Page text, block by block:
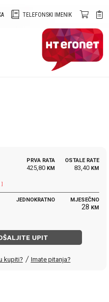
TELEFONSKI IMENIK
]
PRVA RATA
425,80 KM
OSTALE RATE
83,40 KM
JEDNOKRATNO MJESEČNO
28 KM
UPIT
kupiti? / Imate pitanja?